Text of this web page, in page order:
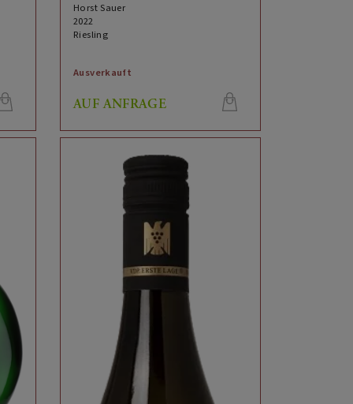
Horst Sauer
2022
Riesling
Ausverkauft
AUF ANFRAGE